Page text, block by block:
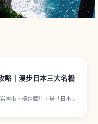
略｜漫步日本三大名橋
國市，橫跨錦川，是「日本三
橋。相傳由岩國藩第3代藩主吉
年（延寶元年）建造，全長